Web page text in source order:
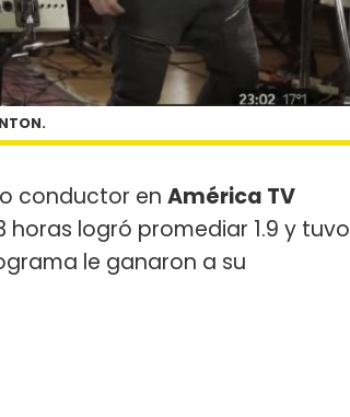
conductor en América TV
horas logró promediar 1.9 y tuvo
le ganaron a su